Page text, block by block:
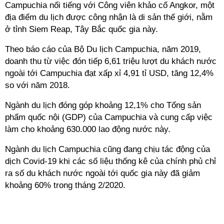
Campuchia nổi tiếng với Công viên khảo cổ Angkor, một
địa điểm du lịch được công nhận là di sản thế giới, nằm
ở tỉnh Siem Reap, Tây Bắc quốc gia này.
Theo báo cáo của Bộ Du lịch Campuchia, năm 2019,
doanh thu từ việc đón tiếp 6,61 triệu lượt du khách nước
ngoài tới Campuchia đạt xấp xỉ 4,91 tỉ USD, tăng 12,4%
so với năm 2018.
Ngành du lịch đóng góp khoảng 12,1% cho Tổng sản
phẩm quốc nội (GDP) của Campuchia và cung cấp việc
làm cho khoảng 630.000 lao động nước này.
Ngành du lịch Campuchia cũng đang chịu tác động của
dịch Covid-19 khi các số liệu thống kê của chính phủ chỉ
ra số du khách nước ngoài tới quốc gia này đã giảm
khoảng 60% trong tháng 2/2020.